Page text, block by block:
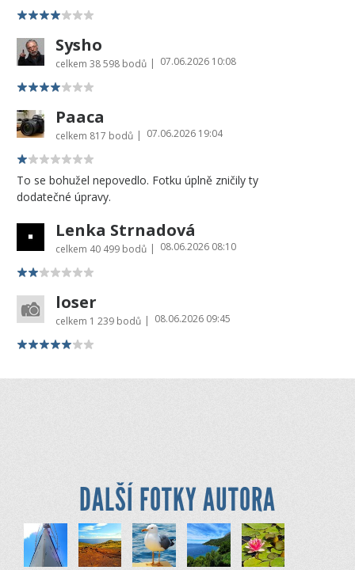
Sysho
celkem 38 598 bodů | 07.06.2026 10:08
Paaca
celkem 817 bodů | 07.06.2026 19:04
To se bohužel nepovedlo. Fotku úplně zničily ty
dodatečné úpravy.
Lenka Strnadová
celkem 40 499 bodů | 08.06.2026 08:10
loser
celkem 1 239 bodů | 08.06.2026 09:45
DALŠÍ FOTKY AUTORA